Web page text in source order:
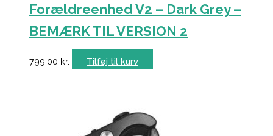
Forældreenhed V2 – Dark Grey –
BEMÆRK TIL VERSION 2
799,00 kr. Tilføj til kurv